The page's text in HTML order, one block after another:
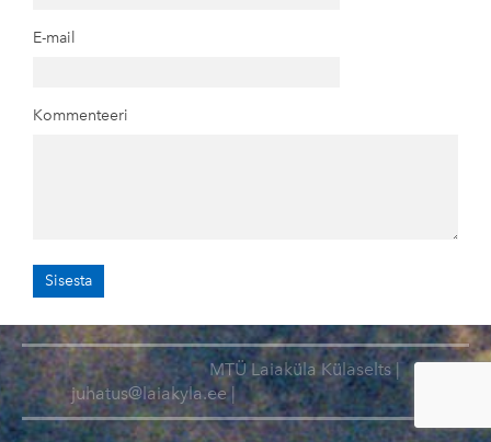
E-mail
Kommenteeri
MTÜ Laiaküla Külaselts |
juhatus@laiakyla.ee |